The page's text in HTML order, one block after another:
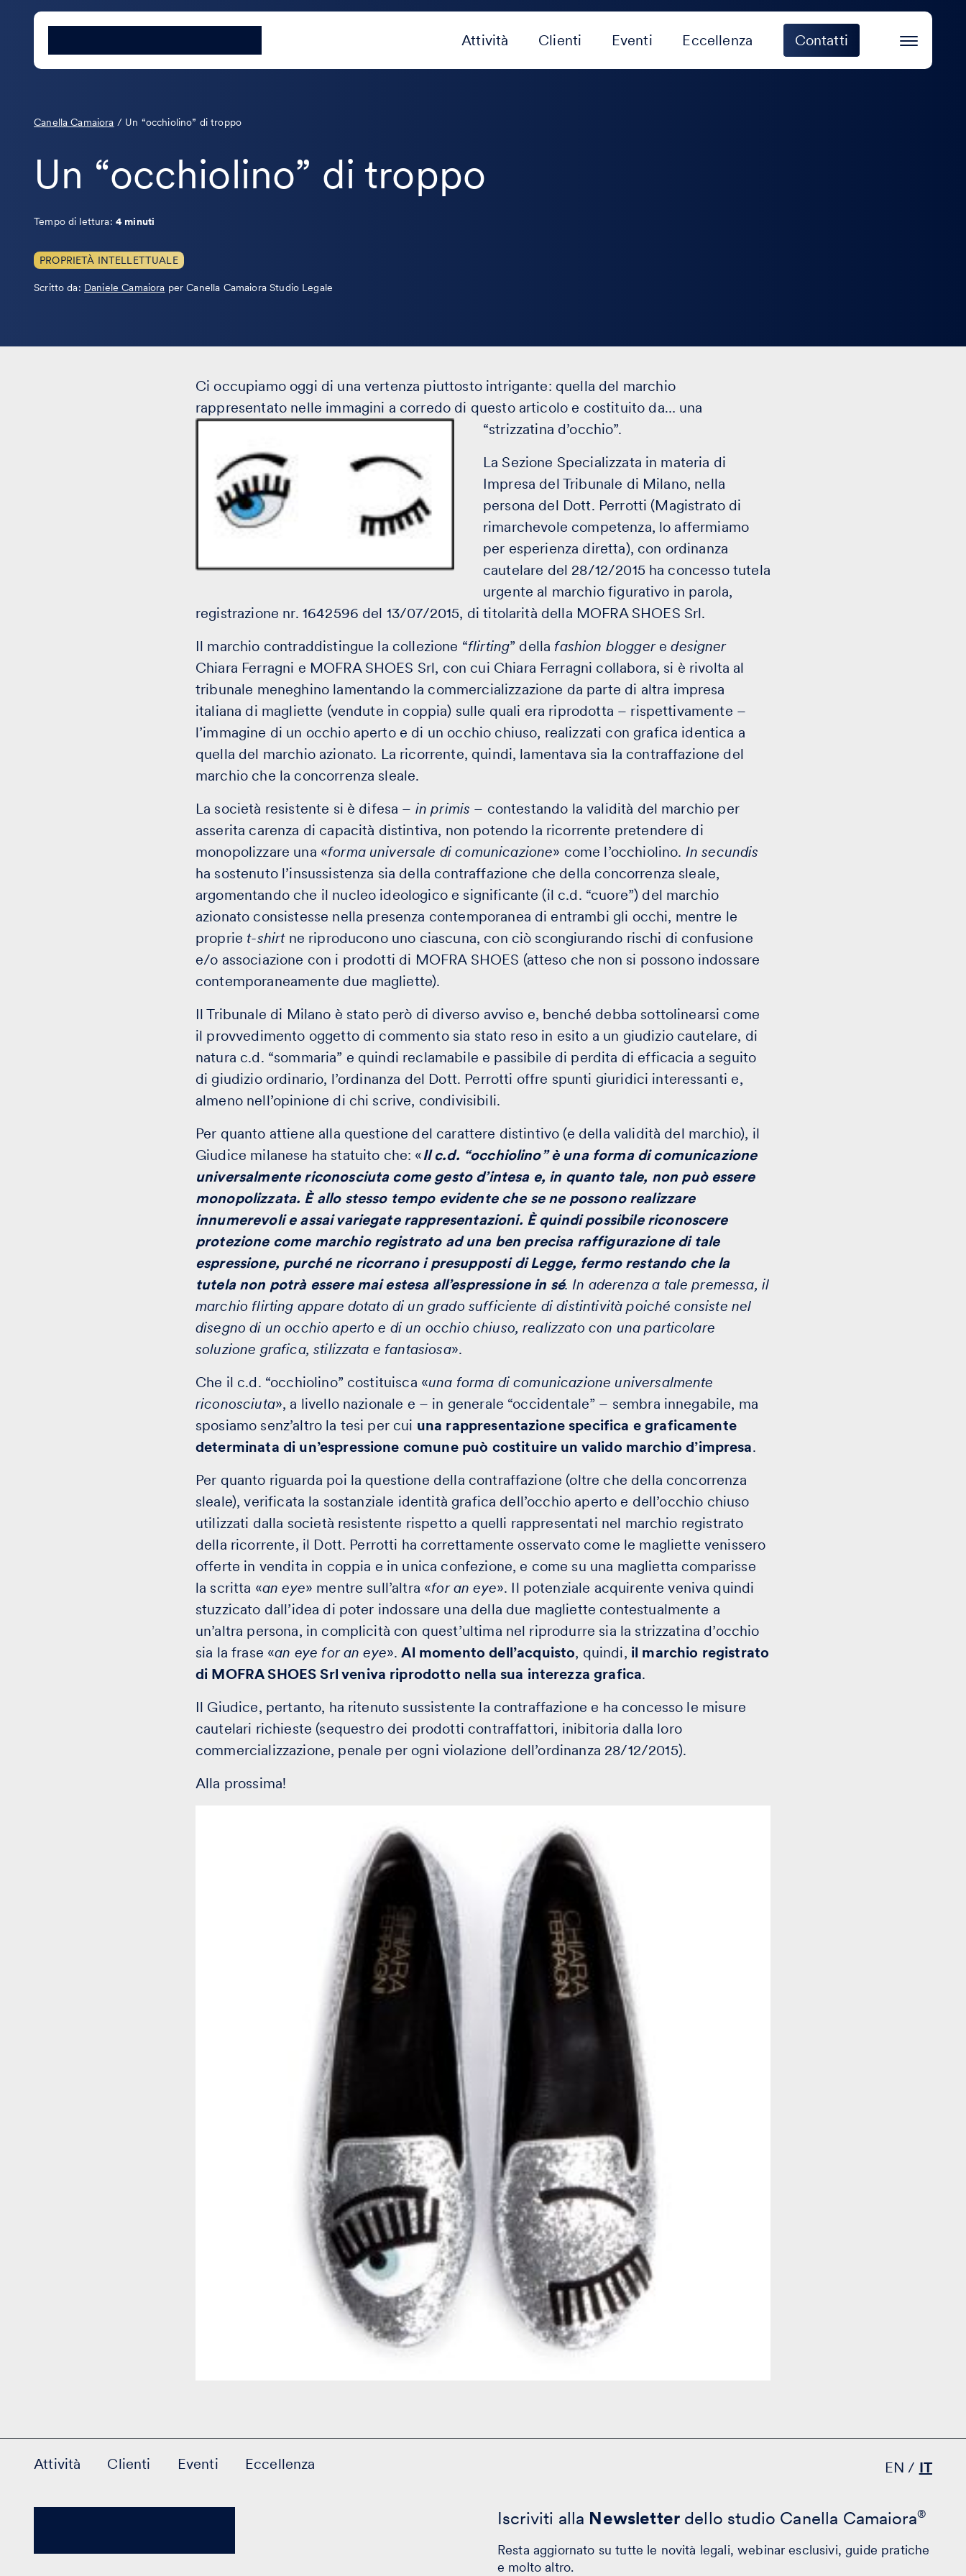
Attività Clienti Eventi Eccellenza Contatti
Canella Camaiora / Un “occhiolino” di troppo
Un “occhiolino” di troppo
Tempo di lettura: 4 minuti
PROPRIETÀ INTELLETTUALE
Scritto da: Daniele CamaioraLeggi
per Canella Camaiora Studio Legale
Ci occupiamo oggi di una vertenza piuttosto intrigante: quella del marchio
rappresentato nelle immagini a corredo di questo articolo e costituito da… una
“strizzatina d’occhio”.
La Sezione Specializzata in materia di
Impresa del Tribunale di Milano, nella
persona del Dott. Perrotti (Magistrato di
rimarchevole competenza, lo affermiamo
per esperienza diretta), con ordinanza
cautelare del 28/12/2015 ha concesso tutela
urgente al marchio figurativo in parola,
registrazione nr. 1642596 del 13/07/2015, di titolarità della MOFRA SHOES Srl.
Il marchio contraddistingue la collezione “flirting” della fashion bloggeredesigner
Chiara Ferragni e MOFRA SHOES Srl, con cui Chiara Ferragni collabora, si è rivolta al
tribunale meneghino lamentando la commercializzazione da parte di altra impresa
italiana di magliette (vendute in coppia) sulle quali era riprodotta – rispettivamente –
l’immagine di un occhio aperto e di un occhio chiuso, realizzati con grafica identica a
quella del marchio azionato. La ricorrente, quindi, lamentava sia la contraffazione del
marchio che la concorrenza sleale.
La società resistente si è difesa – in primis – contestando la validità del marchio per
asserita carenza di capacità distintiva, non potendo la ricorrente pretendere di
monopolizzare una «forma universale di comunicazione» come l’occhiolino. In secundis
ha sostenuto l’insussistenza sia della contraffazione che della concorrenza sleale,
argomentando che il nucleo ideologico e significante (il c.d. “cuore”) del marchio
azionato consistesse nella presenza contemporanea di entrambi gli occhi, mentre le
proprie t-shirtne riproducono uno ciascuna, con ciò scongiurando rischi di confusione
e/o associazione con i prodotti di MOFRA SHOES (atteso che non si possono indossare
contemporaneamente due magliette).
Il Tribunale di Milano è stato però di diverso avviso e, benché debba sottolinearsi come
il provvedimento oggetto di commento sia stato reso in esito a un giudizio cautelare, di
natura c.d. “sommaria” e quindi reclamabile e passibile di perdita di efficacia a seguito
di giudizio ordinario, l’ordinanza del Dott. Perrotti offre spunti giuridici interessanti e,
almeno nell’opinione di chi scrive, condivisibili.
Per quanto attiene alla questione del carattere distintivo (e della validità del marchio), il
Giudice milanese ha statuito che: «Il c.d. “occhiolino” è una forma di comunicazione
universalmente riconosciuta come gesto d’intesa e, in quanto tale, non può essere
monopolizzata. È allo stesso tempo evidente che se ne possono realizzare
innumerevoli e assai variegate rappresentazioni. È quindi possibile riconoscere
protezione come marchio registrato ad una ben precisa raffigurazione di tale
espressione, purché ne ricorrano i presupposti di Legge, fermo restando che la
tutela non potrà essere mai estesa all’espressione in sé. In aderenza a tale premessa, il
marchio flirting appare dotato di un grado sufficiente di distintività poiché consiste nel
disegno di un occhio aperto e di un occhio chiuso, realizzato con una particolare
soluzione grafica, stilizzata e fantasiosa».
Che il c.d. “occhiolino” costituisca «una forma di comunicazione universalmente
riconosciuta», a livello nazionale e – in generale “occidentale” – sembra innegabile, ma
sposiamo senz’altro la tesi per cui una rappresentazione specifica e graficamente
determinata di un’espressione comune può costituire un valido marchio d’impresa.
Per quanto riguarda poi la questione della contraffazione (oltre che della concorrenza
sleale), verificata la sostanziale identità grafica dell’occhio aperto e dell’occhio chiuso
utilizzati dalla società resistente rispetto a quelli rappresentati nel marchio registrato
della ricorrente, il Dott. Perrotti ha correttamente osservato come le magliette venissero
offerte in vendita in coppia e in unica confezione, e come su una maglietta comparisse
la scritta «an eye» mentre sull’altra «for an eye». Il potenziale acquirente veniva quindi
stuzzicato dall’idea di poter indossare una della due magliette contestualmente a
un’altra persona, in complicità con quest’ultima nel riprodurre sia la strizzatina d’occhio
sia la frase «an eye for an eye».Al momento dell’acquisto, quindi, il marchio registrato
di MOFRA SHOES Srl veniva riprodotto nella sua interezza grafica.
Il Giudice, pertanto, ha ritenuto sussistente la contraffazione e ha concesso le misure
cautelari richieste (sequestro dei prodotti contraffattori, inibitoria dalla loro
commercializzazione, penale per ogni violazione dell’ordinanza 28/12/2015).
Alla prossima!
Attività Clienti Eventi Eccellenza IT
EN
Iscriviti alla Newsletter dello studio Canella Camaiora®
Resta aggiornato su tutte le novità legali, webinar esclusivi, guide pratiche
e molto altro.